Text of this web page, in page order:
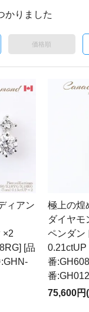
かりました
価格順
ィアン
×2
[品
極上の煌
ダイヤモ
ペンダン
0.21ctUP
番
番
75,600円